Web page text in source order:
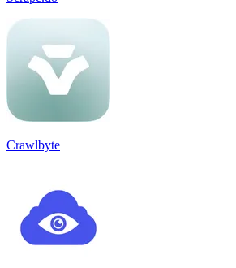
Crawlbyte